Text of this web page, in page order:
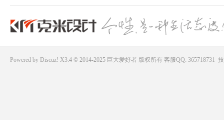
Powered by Discuz! X3.4 © 2014-2025 巨大爱好者版权所有 客服QQ: 365718731